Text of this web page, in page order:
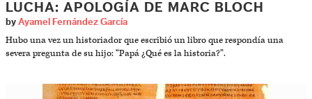
LUCHA: APOLOGÍA DE MARC BLOCH
by Ayamel Fernández García
Hubo una vez un historiador que escribió un libro que respondía una
severa pregunta de su hijo: “Papá ¿Qué es la historia?”.